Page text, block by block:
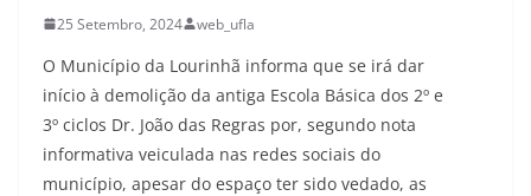
25 Setembro, 2024 web_ufla
O Município da Lourinhã informa que se irá dar
início à demolição da antiga Escola Básica dos 2º e
3º ciclos Dr. João das Regras por, segundo nota
informativa veiculada nas redes sociais do
município, apesar do espaço ter sido vedado, as